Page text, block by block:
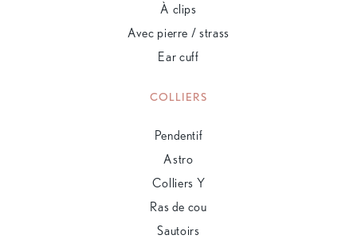
À clips
Avec pierre / strass
Ear cuff
COLLIERS
Pendentif
Astro
Colliers Y
Ras de cou
Sautoirs